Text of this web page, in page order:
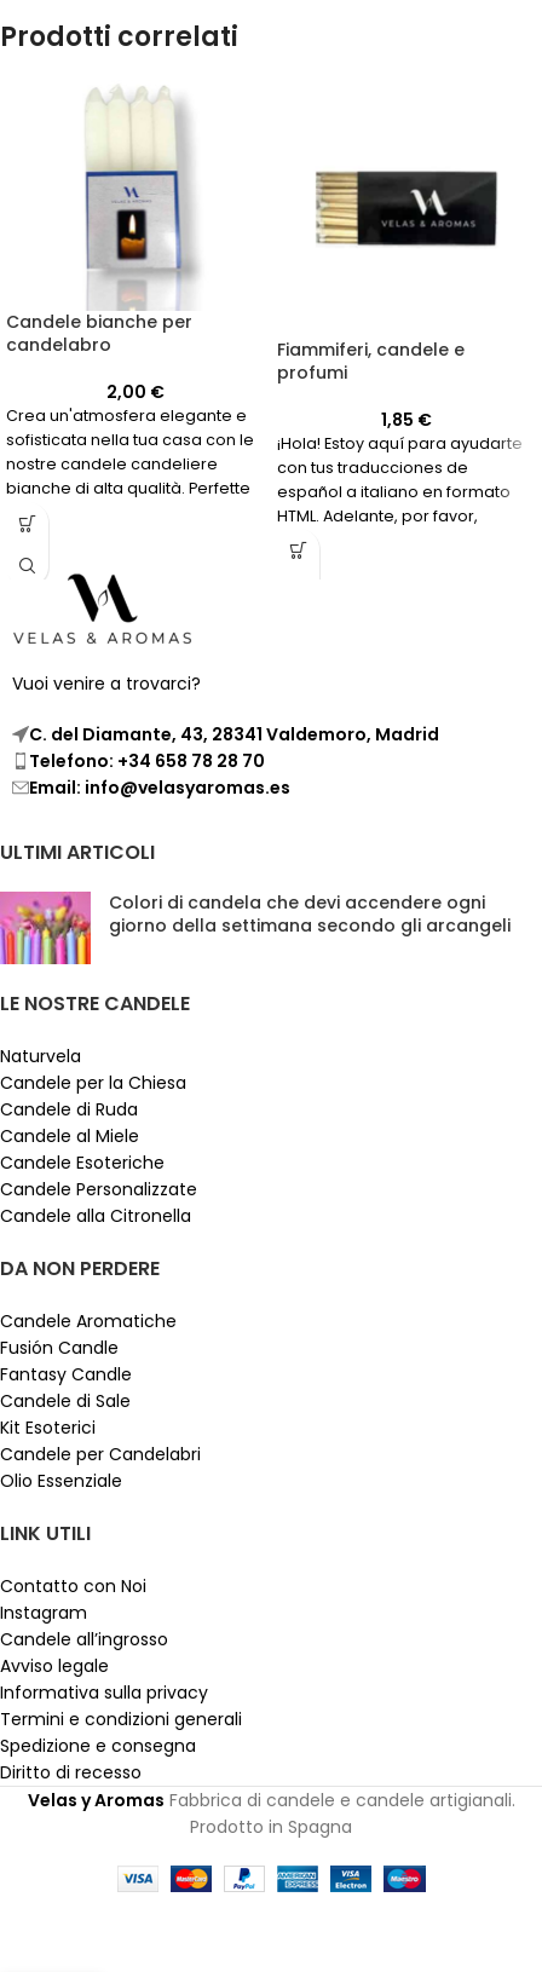
Prodotti correlati
Candele bianche per
candelabro
2,00 €
Crea un'atmosfera elegante e
sofisticata nella tua casa con le
nostre candele candeliere
bianche di alta qualità. Perfette
per qualsiasi occasione
speciale o semplicemente per
illuminare la tua casa.
Fiammiferi, candele e
profumi
1,85 €
¡Hola! Estoy aquí para ayudarte
con tus traducciones de
español a italiano en formato
HTML. Adelante, por favor,
envíame el texto que necesitas
traducir y yo me encargaré de
Vuoi venire a trovarci?
C. del Diamante, 43, 28341 Valdemoro, Madrid
Telefono: +34 658 78 28 70
Email: info@velasyaromas.es
ULTIMI ARTICOLI
Colori di candela che devi accendere ogni
giorno della settimana secondo gli arcangeli
LE NOSTRE CANDELE
Naturvela
Candele per la Chiesa
Candele di Ruda
Candele al Miele
Candele Esoteriche
Candele Personalizzate
Candele alla Citronella
DA NON PERDERE
Candele Aromatiche
Fusión Candle
Fantasy Candle
Candele di Sale
Kit Esoterici
Candele per Candelabri
Olio Essenziale
LINK UTILI
Contatto con Noi
Instagram
Candele all’ingrosso
Avviso legale
Informativa sulla privacy
Termini e condizioni generali
Spedizione e consegna
Diritto di recesso
Velas y Aromas Fabbrica di candele e candele artigianali.
Prodotto in Spagna